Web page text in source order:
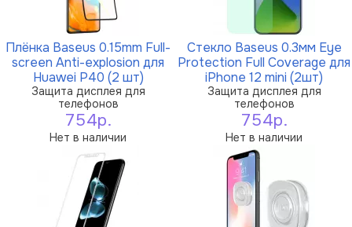
Плёнка Baseus 0.15mm Full-
screen Anti-explosion для
Huawei P40 (2 шт)
Защита дисплея для
телефонов
754р.
Нет в наличии
Стекло Baseus 0.3мм Eye
Protection Full Coverage для
iPhone 12 mini (2шт)
Защита дисплея для
телефонов
754р.
Нет в наличии